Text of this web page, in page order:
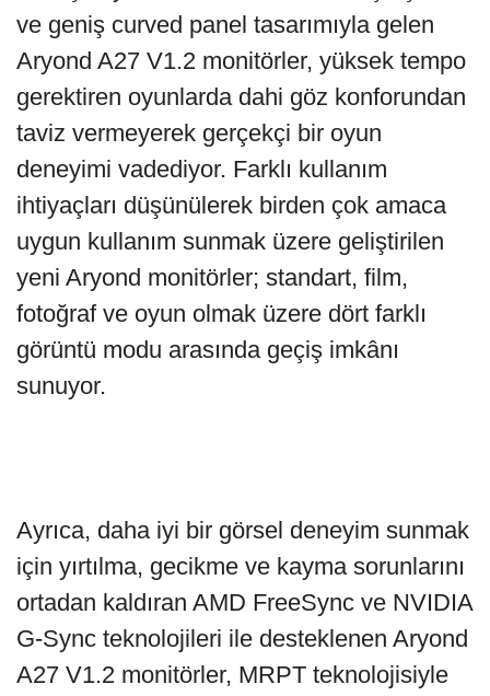
ve geniş curved panel tasarımıyla gelen
Aryond A27 V1.2 monitörler, yüksek tempo
gerektiren oyunlarda dahi göz konforundan
taviz vermeyerek gerçekçi bir oyun
deneyimi vadediyor. Farklı kullanım
ihtiyaçları düşünülerek birden çok amaca
uygun kullanım sunmak üzere geliştirilen
yeni Aryond monitörler; standart, film,
fotoğraf ve oyun olmak üzere dört farklı
görüntü modu arasında geçiş imkânı
sunuyor.
Ayrıca, daha iyi bir görsel deneyim sunmak
için yırtılma, gecikme ve kayma sorunlarını
ortadan kaldıran AMD FreeSync ve NVIDIA
G-Sync teknolojileri ile desteklenen Aryond
A27 V1.2 monitörler, MRPT teknolojisiyle